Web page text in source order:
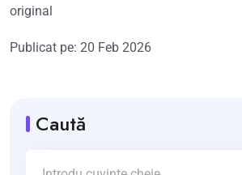
original
Publicat pe: 20 Feb 2026
Caută